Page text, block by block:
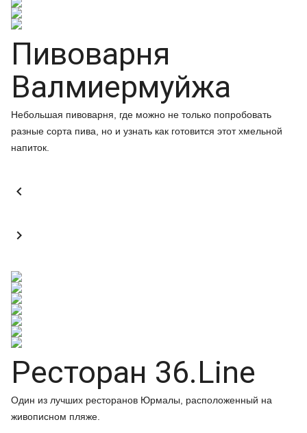
Пивоварня
Валмиермуйжа
Небольшая пивоварня, где можно не только попробовать
разные сорта пива, но и узнать как готовится этот хмельной
напиток.


Ресторан 36.Line
Один из лучших ресторанов Юрмалы, расположенный на
живописном пляже.